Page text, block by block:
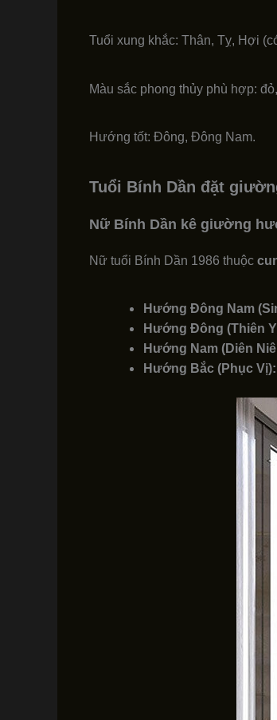
Tuổi xung khắc: Thân, Tỵ, Hợi
Màu sắc phong thủy phù hợp:
Hướng tốt: Đông, Đông Nam.
Tuổi Bính Dần đặt
Nữ Bính Dần kê giường
Nữ tuổi Bính Dần 1986 thuộc
Hướng Đông Nam
Hướng Đông (Thiên
Hướng Nam (Diên
Hướng Bắc (Phục Vị):